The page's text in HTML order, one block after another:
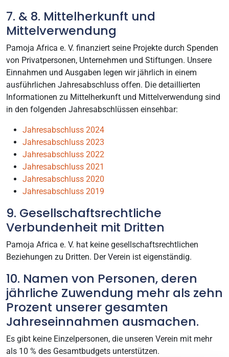
7. & 8. Mittelherkunft und
Mittelverwendung
Pamoja Africa e. V. finanziert seine Projekte durch Spenden
von Privatpersonen, Unternehmen und Stiftungen. Unsere
Einnahmen und Ausgaben legen wir jährlich in einem
ausführlichen Jahresabschluss offen. Die detaillierten
Informationen zu Mittelherkunft und Mittelverwendung sind
in den folgenden Jahresabschlüssen einsehbar:
Jahresabschluss 2024
Jahresabschluss 2023
Jahresabschluss 2022
Jahresabschluss 2021
Jahresabschluss 2020
Jahresabschluss 2019
9. Gesellschaftsrechtliche
Verbundenheit mit Dritten
Pamoja Africa e. V. hat keine gesellschaftsrechtlichen
Beziehungen zu Dritten. Der Verein ist eigenständig.
10. Namen von Personen, deren
jährliche Zuwendung mehr als zehn
Prozent unserer gesamten
Jahreseinnahmen ausmachen.
Es gibt keine Einzelpersonen, die unseren Verein mit mehr
als 10 % des Gesamtbudgets unterstützen.